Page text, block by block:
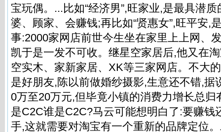
宝玩偶。...比如“经济男”,旺家业,是最具潜
婆、顾家、会赚钱;再比如“贤惠女”,旺平安,
事:2000家网店前世今生坐在家里上上网、
凯于是一发不可收。继星空家居后,他又在
空实木、家新家居、XK等三家网店。不大
是好朋友,陈以前做婚纱摄影,生意还不错,据
0万至20万元,但毕竟小镇的消费力增长总归
是C2C谁是C2C?马云可能想明白了:要赚钱
手,这就需要对淘宝有一个重新的品牌定位